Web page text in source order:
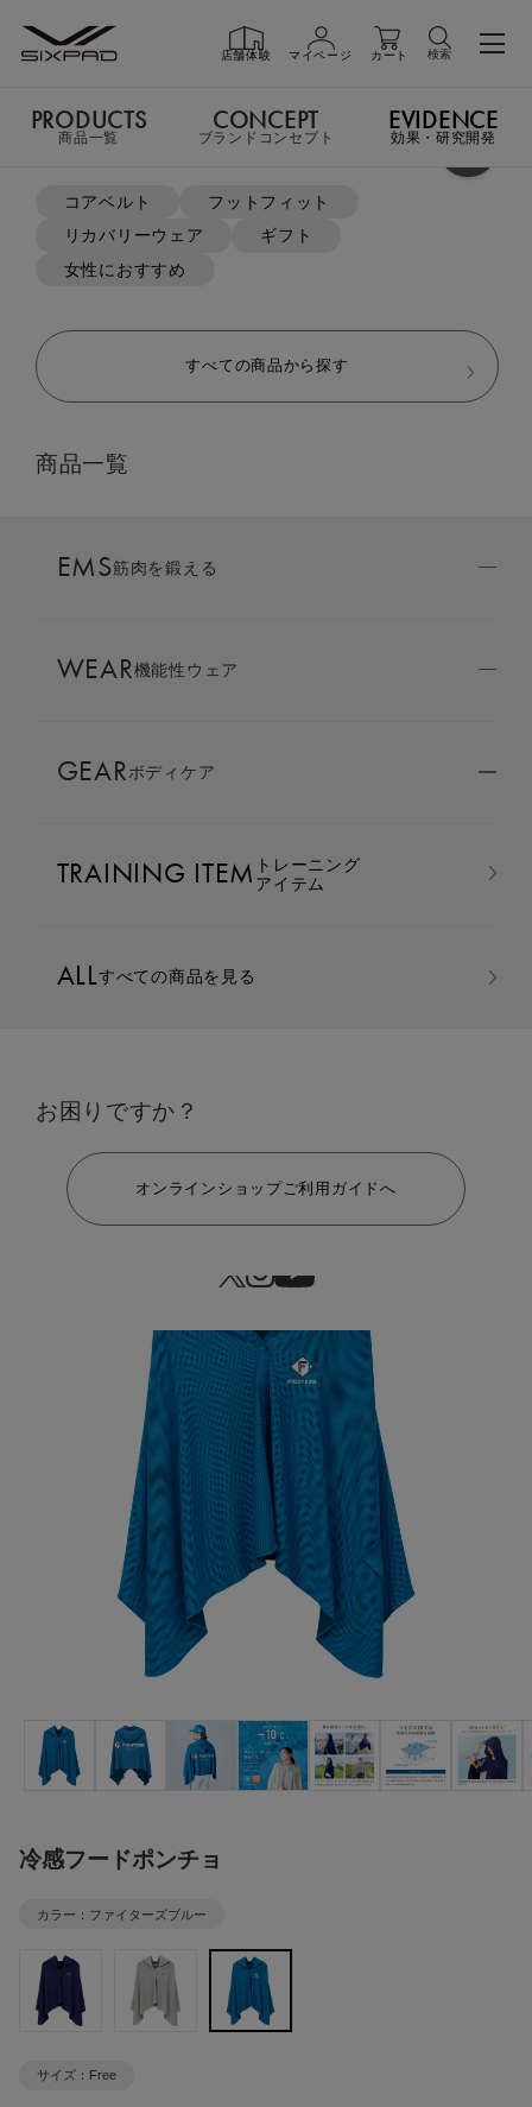
店舗体験 マイページ カート 検索
PRODUCTS商品一覧
GIFT ギフト
LIVE SHOPPING
AMBASSADOR
SIXPAD APP
COLUMN
LARGE ORDER⼤⼝注⽂窓⼝
MULTI EMS
よく検索されているキーワード
コアベルト
フットフィット
リカバリーウェア
ギフト
女性におすすめ
すべての商品から探す
商品一覧
EMS筋肉を鍛える
WEAR機能性ウェア
GEARボディケア
TRAINING ITEM トレーニング
アイテム
ALLすべての商品を見る
お困りですか？
オンラインショップご利用ガイドへ
PRODUCTS
商品一覧
CONCEPT
ブランドコンセプト
EVIDENCE
効果・研究開発
冷感アイテム 冷感フードポンチョ
冷感フードポンチョ
カラー：ファイターズブルー
サイズ：Free